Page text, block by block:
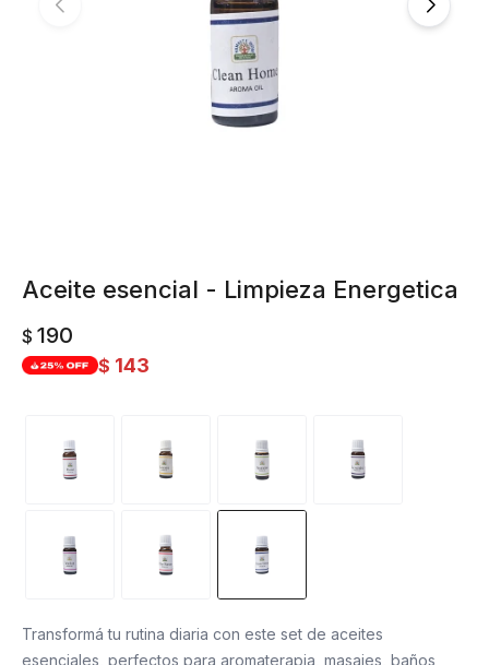
Aceite esencial - Limpieza Energetica
$ 190
$ 143
Transformá tu rutina diaria con este set de aceites
esenciales, perfectos para aromaterapia, masajes, baños